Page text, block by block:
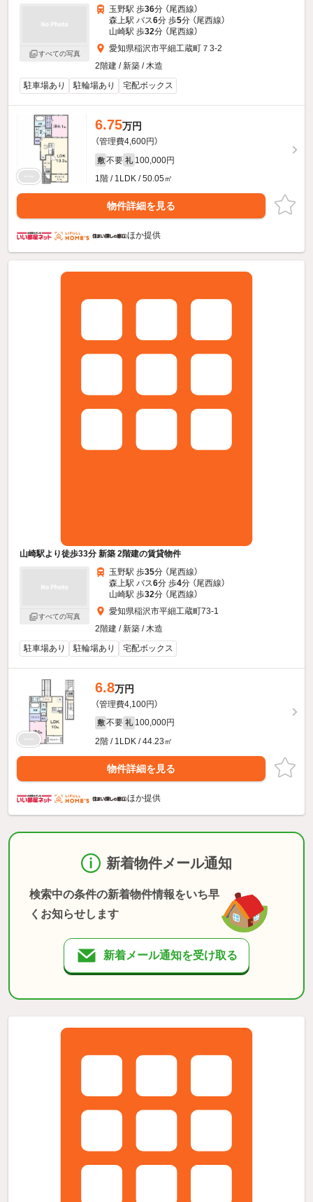
すべての写真
玉野駅 歩36分 （尾西線）
森上駅 バス6分 歩5分 （尾西線）
山崎駅 歩32分 （尾西線）
愛知県稲沢市平細工蔵町７3-2
2階建 / 新築 / 木造
駐車場あり
駐輪場あり 宅配ボックス
6.75万円
（管理費4,600円）
敷 不要 礼 100,000円
1階 / 1LDK / 50.05㎡
物件詳細を見る
ほか提供
山崎駅より徒歩33分 新築 2階建の賃貸物件
すべての写真
玉野駅 歩35分 （尾西線）
森上駅 バス6分 歩4分 （尾西線）
山崎駅 歩32分 （尾西線）
愛知県稲沢市平細工蔵町73-1
2階建 / 新築 / 木造
駐車場あり
駐輪場あり 宅配ボックス
6.8万円
（管理費4,100円）
敷 不要 礼 100,000円
2階 / 1LDK / 44.23㎡
物件詳細を見る
ほか提供
新着物件メール通知
検索中の条件の新着物件情報をいち早
くお知らせします
新着メール通知を受け取る